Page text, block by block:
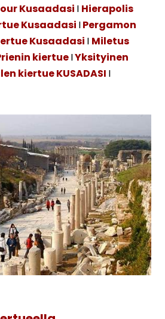
Kusaadasi I Hierapolis
Kusaadasi IPergamon
Kusaadasi I Miletus
kiertueIYksityinen
kiertue KUSADASI I